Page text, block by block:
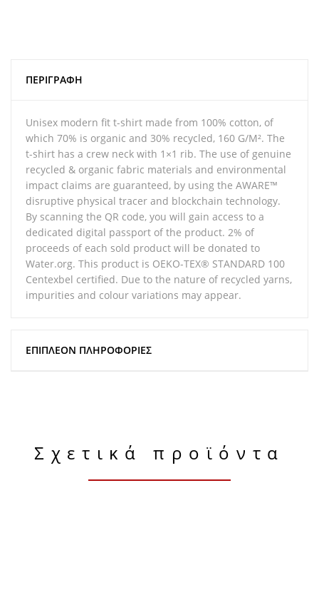
ΠΕΡΙΓΡΑΦΉ
Unisex modern fit t-shirt made from 100% cotton, of
which 70% is organic and 30% recycled, 160 G/M². The
t-shirt has a crew neck with 1×1 rib. The use of genuine
recycled & organic fabric materials and environmental
impact claims are guaranteed, by using the AWARE™
disruptive physical tracer and blockchain technology.
By scanning the QR code, you will gain access to a
dedicated digital passport of the product. 2% of
proceeds of each sold product will be donated to
Water.org. This product is OEKO-TEX® STANDARD 100
Centexbel certified. Due to the nature of recycled yarns,
impurities and colour variations may appear.
ΕΠΙΠΛΈΟΝ ΠΛΗΡΟΦΟΡΊΕΣ
Σχετικά προϊόντα